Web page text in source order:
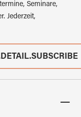
Seminare,
Jederzeit,